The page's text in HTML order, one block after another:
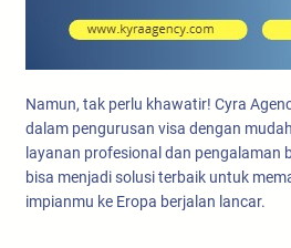
Namun, tak perlu khawatir! Cyra
dalam pengurusan visa dengan
layanan profesional dan pengalaman
bisa menjadi solusi terbaik untuk
impianmu ke Eropa berjalan lancar.